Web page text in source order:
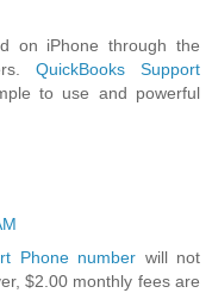
on iPhone through the
QuickBooks Support
to use and powerful
Phone number will not
$2.00 monthly fees are